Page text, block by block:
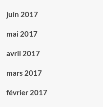
juin 2017
mai 2017
avril 2017
mars 2017
février 2017